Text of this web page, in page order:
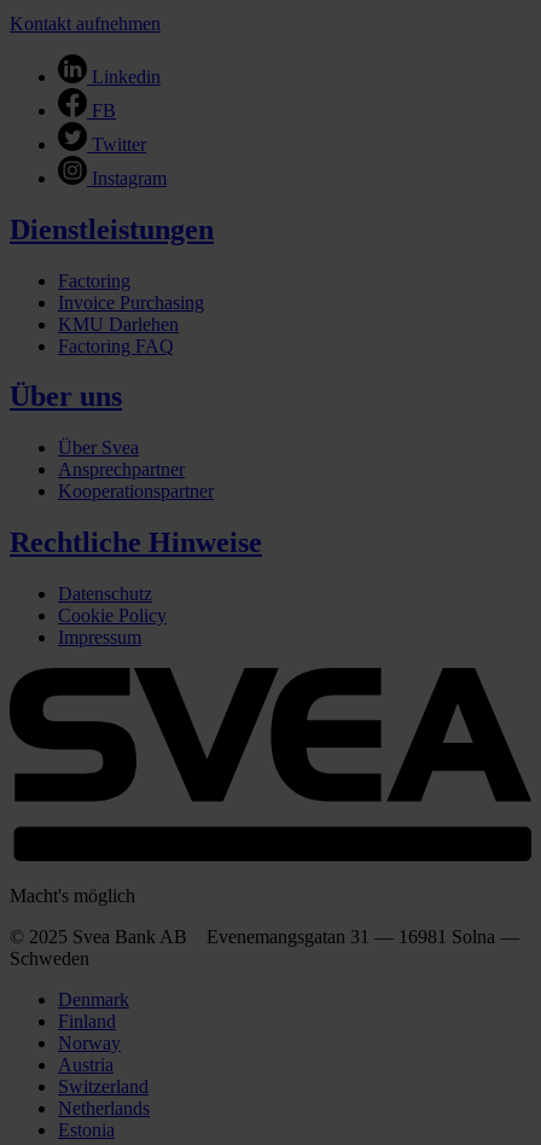
Kontakt aufnehmen
Linkedin
FB
Twitter
Instagram
Dienstleistungen
Factoring
Invoice Purchasing
KMU Darlehen
Factoring FAQ
Über uns
Über Svea
Ansprechpartner
Kooperationspartner
Rechtliche Hinweise
Datenschutz
Cookie Policy
Impressum
Macht's möglich
© 2025 Svea Bank AB Evenemangsgatan 31 — 16981 Solna —
Schweden
Denmark
Finland
Norway
Austria
Switzerland
Netherlands
Estonia